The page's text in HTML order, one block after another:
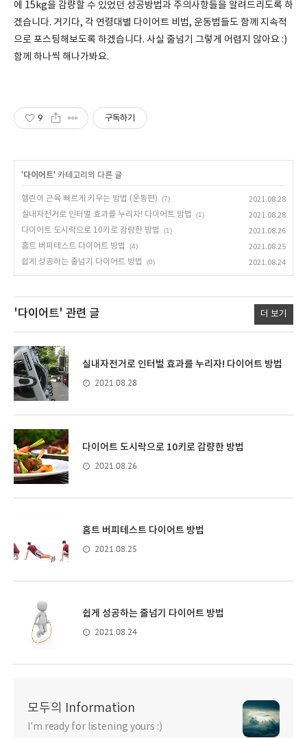
에 15kg을 감량할 수 있었던 성공방법과 주의사항들을 알려드리도록 하
겠습니다. 거기다, 각 연령대별 다이어트 비법, 운동법들도 함께 지속적
으로 포스팅해보도록 하겠습니다. 사실 줄넘기 그렇게 어렵지 않아요 :)
함께 하나씩 해나가봐요.
9 구독하기
'다이어트' 카테고리의 다른 글
헬린이 근육 빠르게 키우는 방법 (운동편) (7)
2021.08.28
실내자전거로 인터벌 효과를 누리자! 다이어트 방법
(1)
2021.08.28
다이어트 도시락으로 10키로 감량한 방법
(1)
2021.08.26
홈트 버피테스트 다이어트 방법
(4)
2021.08.25
쉽게 성공하는 줄넘기 다이어트 방법
(0) 2021.08.24
'다이어트' 관련 글 더 보기
실내자전거로 인터벌 효과를 누리자! 다이어트 방법
2021.08.28
다이어트 도시락으로 10키로 감량한 방법
2021.08.26
홈트 버피테스트 다이어트 방법
2021.08.25
쉽게 성공하는 줄넘기 다이어트 방법
2021.08.24
모두의 Information
I'm ready for listening yours :)